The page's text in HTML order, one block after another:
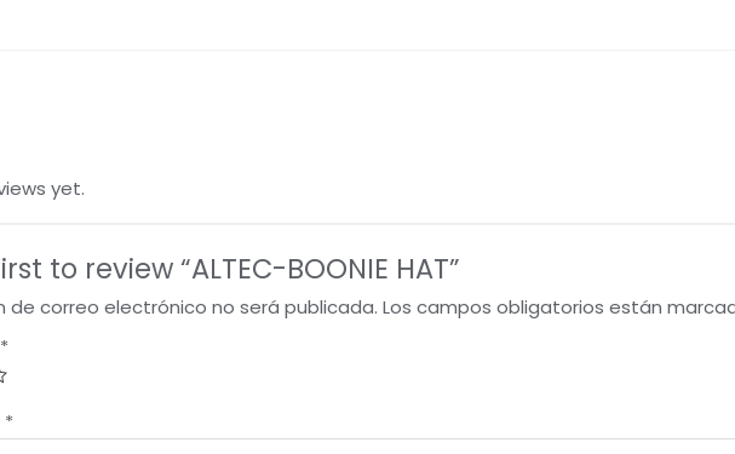
yet.
to review “ALTEC-BOONIE HAT”
de correo electrónico no será publicada. Los campos obligatorios están
*
*